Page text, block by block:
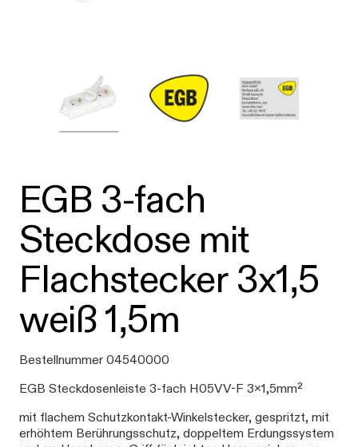
EGB 3-fach
Steckdose mit
Flachstecker 3x1,5
weiß 1,5m
Bestellnummer 04540000
EGB Steckdosenleiste 3-fach H05VV-F 3x1,5mm²
mit flachem Schutzkontakt-Winkelstecker, gespritzt, mit
erhöhtem Berührungsschutz, doppeltem Erdungssystem